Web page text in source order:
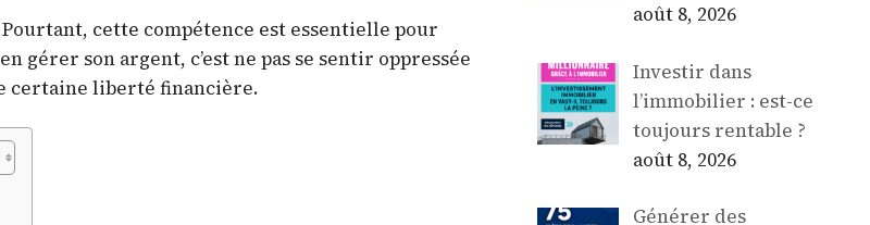
cette compétence est essentielle pour
son argent, c’est ne pas se sentir oppressée
certaine liberté financière.
août 8, 2026
Investir dans
l’immobilier : est-ce
toujours rentable ?
août 8, 2026
Générer des